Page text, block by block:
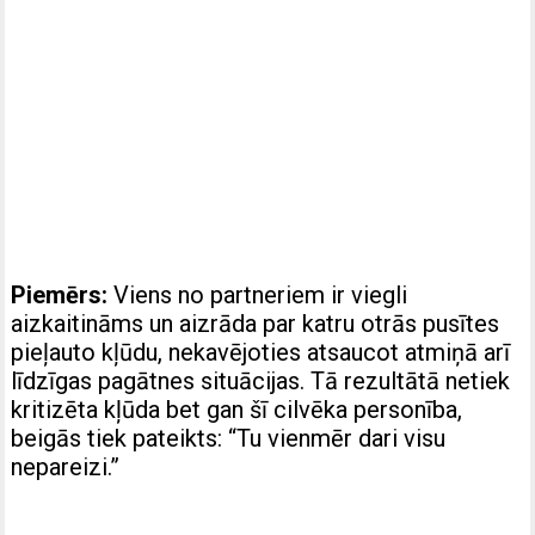
Piemērs: Viens no partneriem ir viegli
aizkaitināms un aizrāda par katru otrās pusītes
pieļauto kļūdu, nekavējoties atsaucot atmiņā arī
līdzīgas pagātnes situācijas. Tā rezultātā netiek
kritizēta kļūda bet gan šī cilvēka personība,
beigās tiek pateikts: “Tu vienmēr dari visu
nepareizi.”